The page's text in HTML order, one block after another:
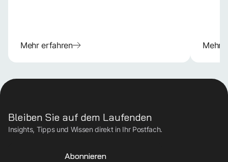
Mehr erfahren Mehr
Bleiben Sie auf dem Laufenden
Insights, Tipps und Wissen direkt in Ihr Postfach.
Abonnieren